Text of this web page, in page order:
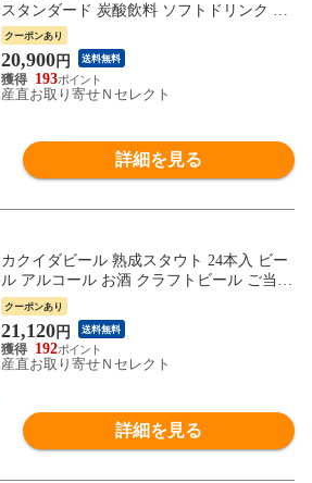
スタンダード 炭酸飲料 ソフトドリンク ノ
ンアルコール 国産 生姜 レモン サイダー
炭酸
クーポンあり
20,900円 送料無料
193
産直お取り寄せＮセレクト
詳細を見る
カクイダビール 熟成スタウト 24本入 ビー
ル アルコール お酒 クラフトビール ご当地
ビール 黒ビール スタウト 熟成 酒 晩酌
クーポンあり
21,120円 送料無料
192
産直お取り寄せＮセレクト
詳細を見る